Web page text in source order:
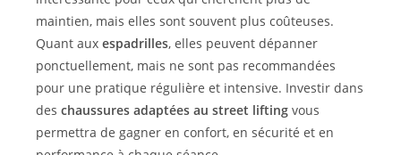
maintien, mais elles sont souvent plus coûteuses.
Quant aux espadrilles, elles peuvent dépanner
ponctuellement, mais ne sont pas recommandées
pour une pratique régulière et intensive. Investir dans
des chaussures adaptées au street lifting vous
permettra de gagner en confort, en sécurité et en